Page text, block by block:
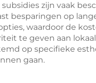
zijn vaak
besparingen op
waardoor de
te geven aan
op specifieke
gaan.